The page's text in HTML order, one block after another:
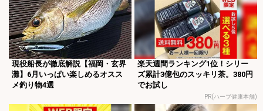
現役船長が徹底解説【福岡・玄界
灘】6月いっぱい楽しめるオスス
メ釣り物4選
楽天週間ランキング1位！シリー
ズ累計3億包のスッキリ茶。380円
でお試し
PR(ハーブ健康本舗)